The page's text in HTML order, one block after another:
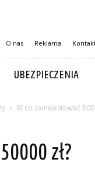
O nas Reklama
UBEZPIECZENIA
W co zainwestować
zł?